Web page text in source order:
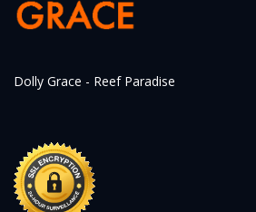
Dolly Grace - Reef Paradise